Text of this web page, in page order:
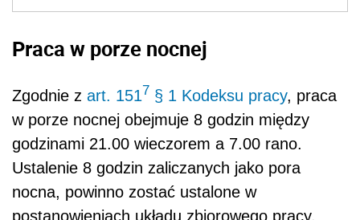
Praca w porze nocnej
Zgodnie z art. 1517 § 1 Kodeksu pracy, praca
w porze nocnej obejmuje 8 godzin między
godzinami 21.00 wieczorem a 7.00 rano.
Ustalenie 8 godzin zaliczanych jako pora
nocna, powinno zostać ustalone w
postanowieniach układu zbiorowego pracy,